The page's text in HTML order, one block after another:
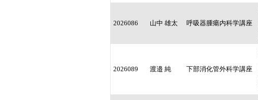
2026086 山中 雄太 呼吸器腫瘍内科学講座
2026089 渡邉 純 下部消化管外科学講座